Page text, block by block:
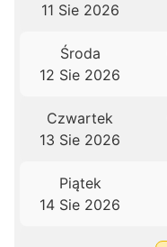
11 Sie 2026
Środa
12 Sie 2026
Czwartek
13 Sie 2026
Piątek
14 Sie 2026